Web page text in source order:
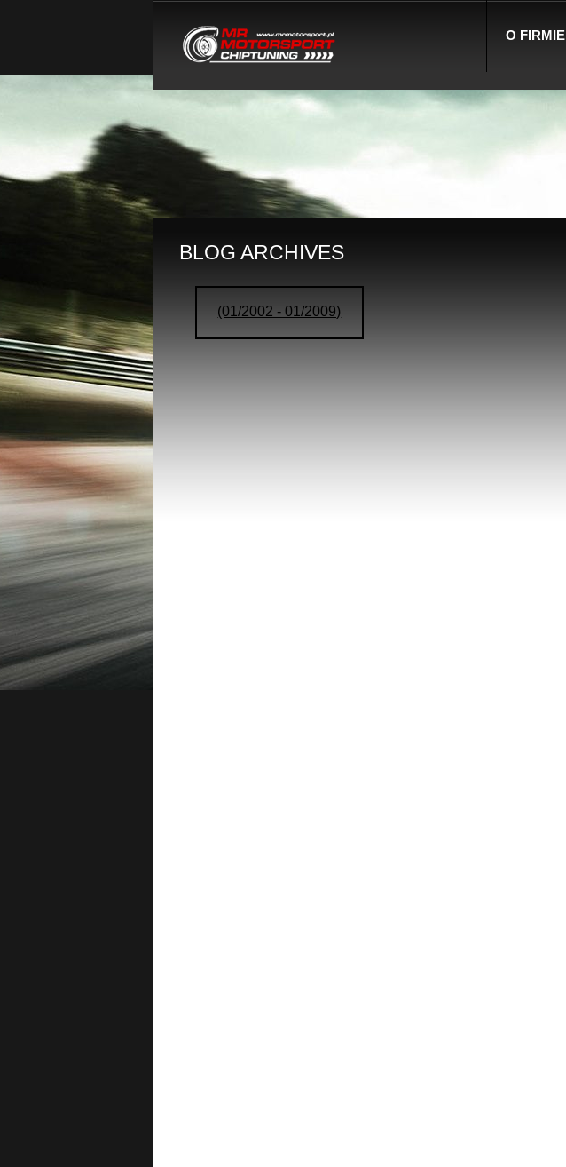
O FIRMIE
BLOG ARCHIVES
(01/2002 - 01/2009)